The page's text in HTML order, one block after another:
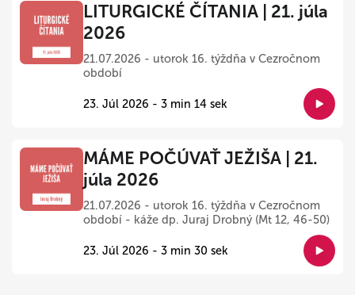
LITURGICKÉ ČÍTANIA | 21. júla
2026
21.07.2026 - utorok 16. týždňa v Cezročnom
období
23. Júl 2026 - 3 min 14 sek
MÁME POČÚVAŤ JEŽIŠA | 21.
júla 2026
21.07.2026 - utorok 16. týždňa v Cezročnom
období - káže dp. Juraj Drobný (Mt 12, 46-50)
23. Júl 2026 - 3 min 30 sek